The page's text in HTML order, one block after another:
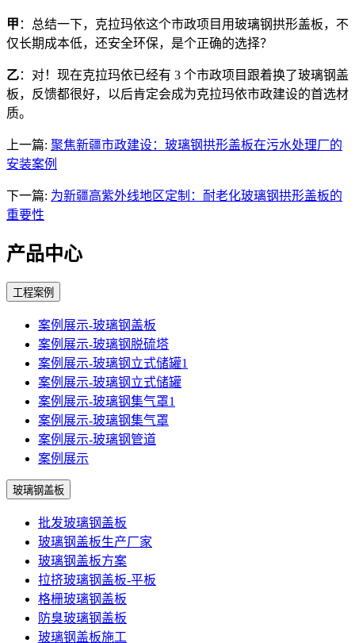
甲 ：总结一下，克拉玛依这个市政项目用玻璃钢拱形盖板，不
仅长期成本低，还安全环保，是个正确的选择？
乙：对！现在克拉玛依已经有 3 个市政项目跟着换了玻璃钢盖
板，反馈都很好，以后肯定会成为克拉玛依市政建设的首选材
质。
上一篇: 聚焦新疆市政建设：玻璃钢拱形盖板在污水处理厂的
安装案例
下一篇: 为新疆高紫外线地区定制：耐老化玻璃钢拱形盖板的
重要性
产品中心
工程案例
案例展示-玻璃钢盖板
案例展示-玻璃钢脱硫塔
案例展示-玻璃钢立式储罐1
案例展示-玻璃钢立式储罐
案例展示-玻璃钢集气罩1
案例展示-玻璃钢集气罩
案例展示-玻璃钢管道
案例展示
玻璃钢盖板
批发玻璃钢盖板
玻璃钢盖板生产厂家
玻璃钢盖板方案
拉挤玻璃钢盖板-平板
格栅玻璃钢盖板
防臭玻璃钢盖板
玻璃钢盖板施工